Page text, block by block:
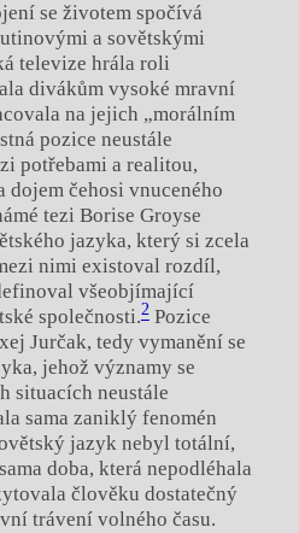
se životem spočívá
a sovětskými
televize hrála roli
divákům vysoké mravní
na jejich „morálním
pozice neustále
potřebami a realitou,
čehosi vnuceného
tezi Borise Groyse
jazyka, který si zcela
nimi existoval rozdíl,
všeobjímající
společnosti.2Pozice
Jurčak, tedy vymanění se
jehož významy se
situacích neustále
sama zaniklý fenomén
jazyk nebyl totální,
doba, která nepodléhala
člověku dostatečný
trávení volného času.